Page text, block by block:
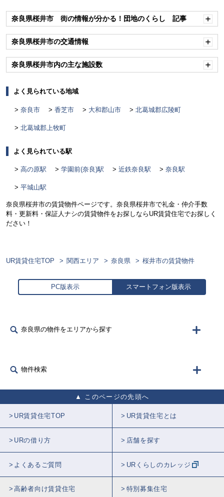
奈良県桜井市 街の情報が分かる！団地のくらし 記事
奈良県桜井市の交通情報
奈良県桜井市内の主な施設数
よく見られている地域
奈良市 香芝市 大和郡山市 北葛城郡広陵町
北葛城郡上牧町
よく見られている駅
高の原駅 学園前(奈良)駅 近鉄奈良駅 奈良駅
平城山駅
奈良県桜井市の賃貸物件ページです。奈良県桜井市で礼金・仲介手数
料・更新料・保証人ナシの賃貸物件をお探しならUR賃貸住宅でお探しく
ださい！
UR賃貸住宅TOP 関西エリア 奈良県 桜井市の賃貸物件
PC版表示 スマートフォン版表示
奈良県の物件をエリアから探す
物件検索
このページの先頭へ
UR賃貸住宅TOP UR賃貸住宅とは
URの借り方 店舗を探す
よくあるご質問 URくらしのカレッジ
高齢者向け賃貸住宅 特別募集住宅